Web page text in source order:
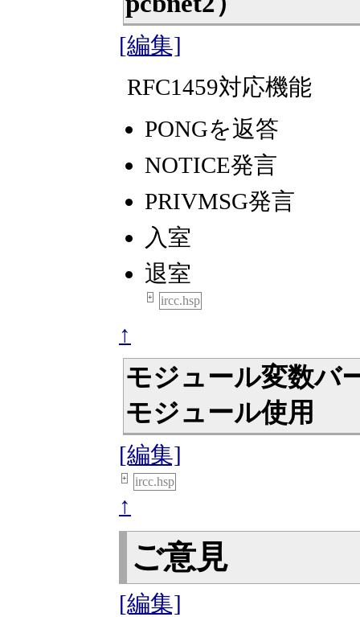
[編集]
RFC1459対応機能
PONGを返答
NOTICE発言
PRIVMSG発言
入室
退室
+ ircc.hsp
↑
モジュール変数バ
モジュール使用
[編集]
+ ircc.hsp
↑
ご意見
[編集]